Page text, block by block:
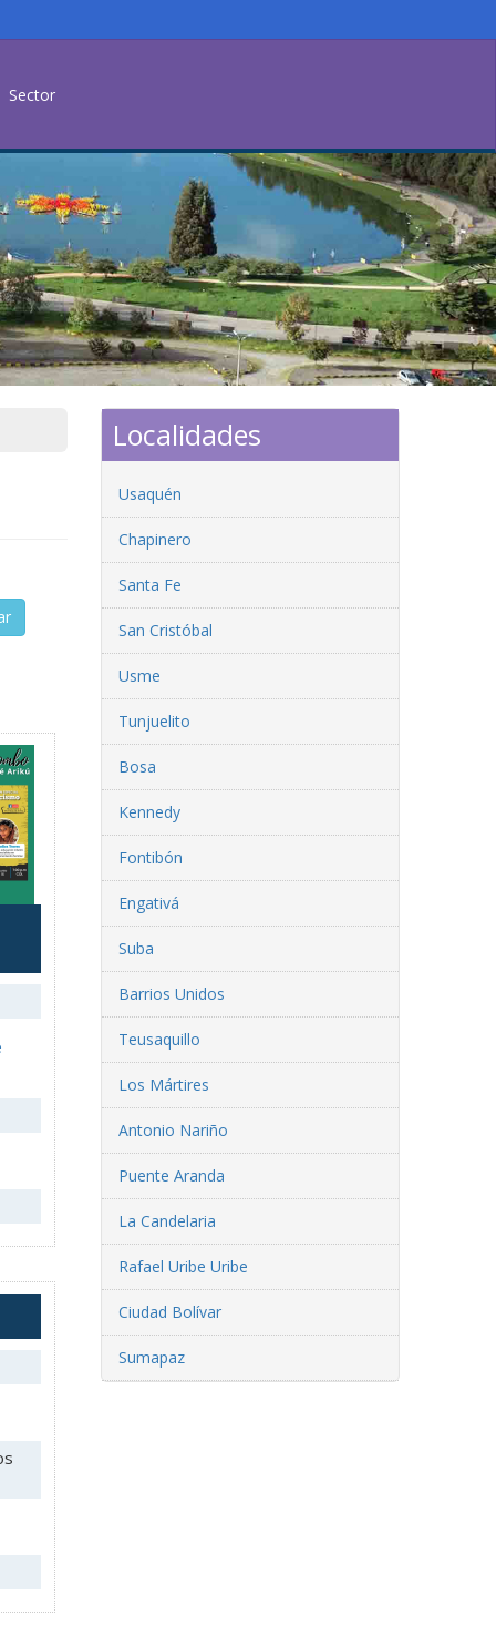
Sector
Localidades
Usaquén
Chapinero
Santa Fe
San Cristóbal
Usme
Tunjuelito
Bosa
Kennedy
Fontibón
Engativá
Suba
Barrios Unidos
Teusaquillo
Los Mártires
Antonio Nariño
Puente Aranda
La Candelaria
Rafael Uribe Uribe
Ciudad Bolívar
Sumapaz